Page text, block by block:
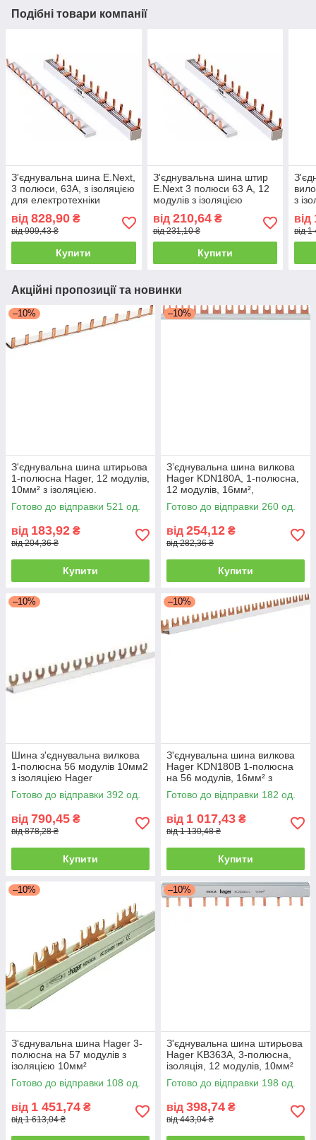
Подібні товари компанії
З'єднувальна шина E.Next,
3 полюси, 63А, з ізоляцією
для електротехніки
від 828,90 ₴
від 909,43 ₴
Купити
З'єднувальна шина штир
E.Next 3 полюси 63 А, 12
модулів з ізоляцією
від 210,64₴
від 231,10 ₴
Купити
з
від
від
Акційні пропозиції та новинки
–10%
З'єднувальна шина штирьова
1-полюсна Hager, 12 модулів,
10мм² з ізоляцією.
Готово до відправки 521 од.
від 183,92 ₴
від 204,36 ₴
Купити
–10%
Зʼєднувальна шина вилкова
Hager KDN180A, 1-полюсна,
12 модулів, 16мм²,
ізольована
Готово до відправки 260 од.
від 254,12 ₴
від 282,36 ₴
Купити
–10%
Шина з'єднувальна вилкова
1-полюсна 56 модулів 10мм2
з ізоляцією Hager
Готово до відправки 392 од.
від 790,45 ₴
від 878,28 ₴
Купити
–10%
З'єднувальна шина вилкова
Hager KDN180B 1-полюсна
на 56 модулів, 16мм² з
ізоляцією
Готово до відправки 182 од.
від 1 017,43 ₴
від 1 130,48 ₴
Купити
–10%
З'єднувальна шина Hager 3-
полюсна на 57 модулів з
ізоляцією 10мм²
Готово до відправки 108 од.
від 1 451,74 ₴
від 1 613,04 ₴
–10%
З'єднувальна шина штирьова
Hager KB363A, 3-полюсна,
ізоляція, 12 модулів, 10мм²
Готово до відправки 198 од.
від 398,74 ₴
від 443,04 ₴